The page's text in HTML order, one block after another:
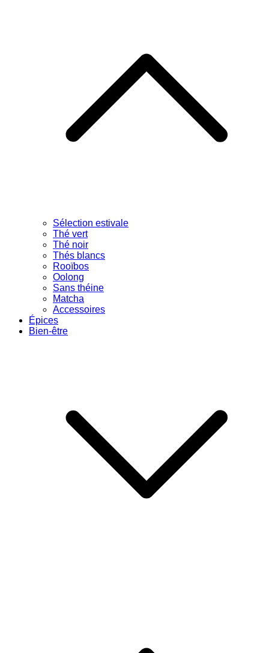
Sélection estivale
Thé vert
Thé noir
Thés blancs
Rooïbos
Oolong
Sans théine
Matcha
Accessoires
Épices
Bien-être